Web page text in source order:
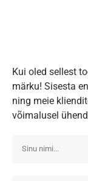
Kui oled sellest
märku! Sisesta
ning meie
võimalusel